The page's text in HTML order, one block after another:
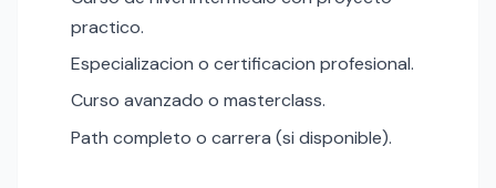
practico.
Especializacion o certificacion profesional.
Curso avanzado o masterclass.
Path completo o carrera (si disponible).